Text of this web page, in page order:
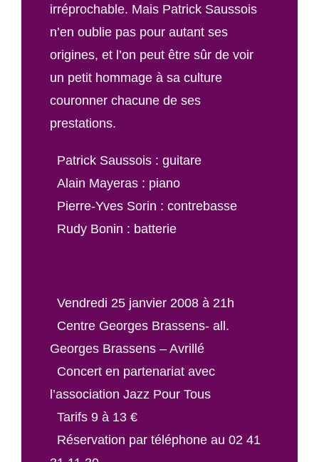
irréprochable. Mais Patrick Saussois
n’en oublie pas pour autant ses
origines, et l’on peut être sûr de voir
un petit hommage à sa culture
couronner chacune de ses
prestations.
Patrick Saussois : guitare
Alain Mayeras : piano
Pierre-Yves Sorin : contrebasse
Rudy Bonin : batterie
Vendredi 25 janvier 2008 à 21h
Centre Georges Brassens- all.
Georges Brassens – Avrillé
Concert en partenariat avec
l’association Jazz Pour Tous
Tarifs 9 à 13 €
Réservation par téléphone au 02 41